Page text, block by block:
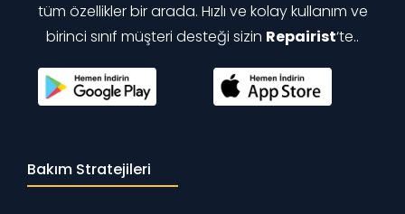
tüm özellikler bir arada. Hızlı ve kolay kullanım ve
birinci sınıf müşteri desteği sizin Repairist‘te..
Bakım Stratejileri